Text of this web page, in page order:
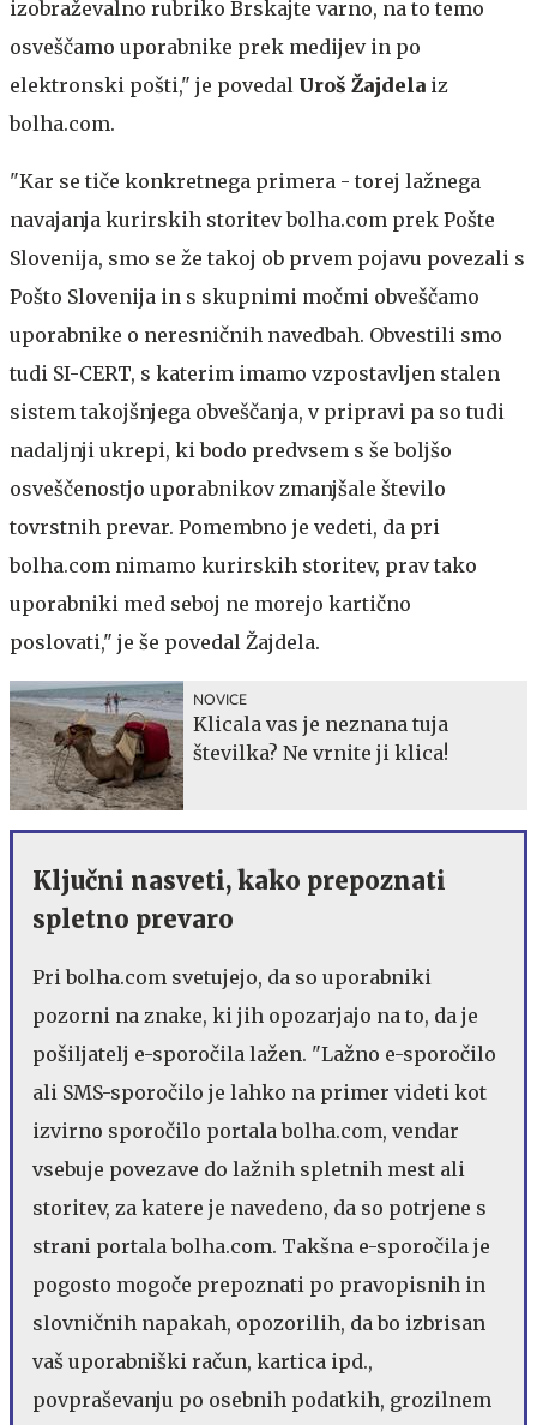
izobraževalno rubriko Brskajte varno, na to temo
osveščamo uporabnike prek medijev in po
elektronski pošti," je povedal Uroš Žajdela iz
bolha.com.
"Kar se tiče konkretnega primera - torej lažnega
navajanja kurirskih storitev bolha.com prek Pošte
Slovenija, smo se že takoj ob prvem pojavu povezali s
Pošto Slovenija in s skupnimi močmi obveščamo
uporabnike o neresničnih navedbah. Obvestili smo
tudi SI-CERT, s katerim imamo vzpostavljen stalen
sistem takojšnjega obveščanja, v pripravi pa so tudi
nadaljnji ukrepi, ki bodo predvsem s še boljšo
osveščenostjo uporabnikov zmanjšale število
tovrstnih prevar. Pomembno je vedeti, da pri
bolha.com nimamo kurirskih storitev, prav tako
uporabniki med seboj ne morejo kartično
poslovati," je še povedal Žajdela.
NOVICE
Klicala vas je neznana tuja
številka? Ne vrnite ji klica!
Ključni nasveti, kako prepoznati
spletno prevaro
Pri bolha.com svetujejo, da so uporabniki
pozorni na znake, ki jih opozarjajo na to, da je
pošiljatelj e-sporočila lažen. "Lažno e-sporočilo
ali SMS-sporočilo je lahko na primer videti kot
izvirno sporočilo portala bolha.com, vendar
vsebuje povezave do lažnih spletnih mest ali
storitev, za katere je navedeno, da so potrjene s
strani portala bolha.com. Takšna e-sporočila je
pogosto mogoče prepoznati po pravopisnih in
slovničnih napakah, opozorilih, da bo izbrisan
vaš uporabniški račun, kartica ipd.,
povpraševanju po osebnih podatkih, grozilnem